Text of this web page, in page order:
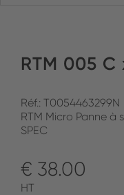
RTM 005 C
Réf.: T0054463299N
RTM Micro Panne à
SPEC
€ 38.00
HT